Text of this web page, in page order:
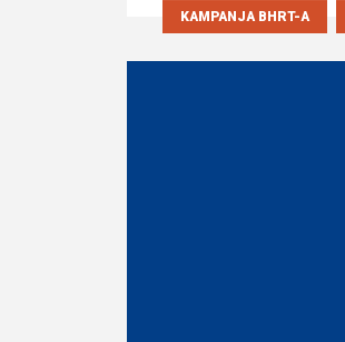
KAMPANJA BHRT-A